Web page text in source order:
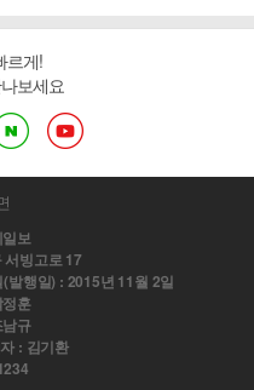
르게!
보세요
보
서빙고로 17
발행일) : 2015년 11월 2일
훈
규
: 김기환